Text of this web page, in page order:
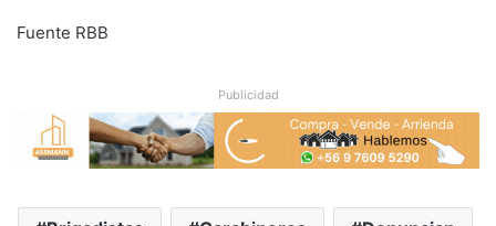
Fuente RBB
Publicidad